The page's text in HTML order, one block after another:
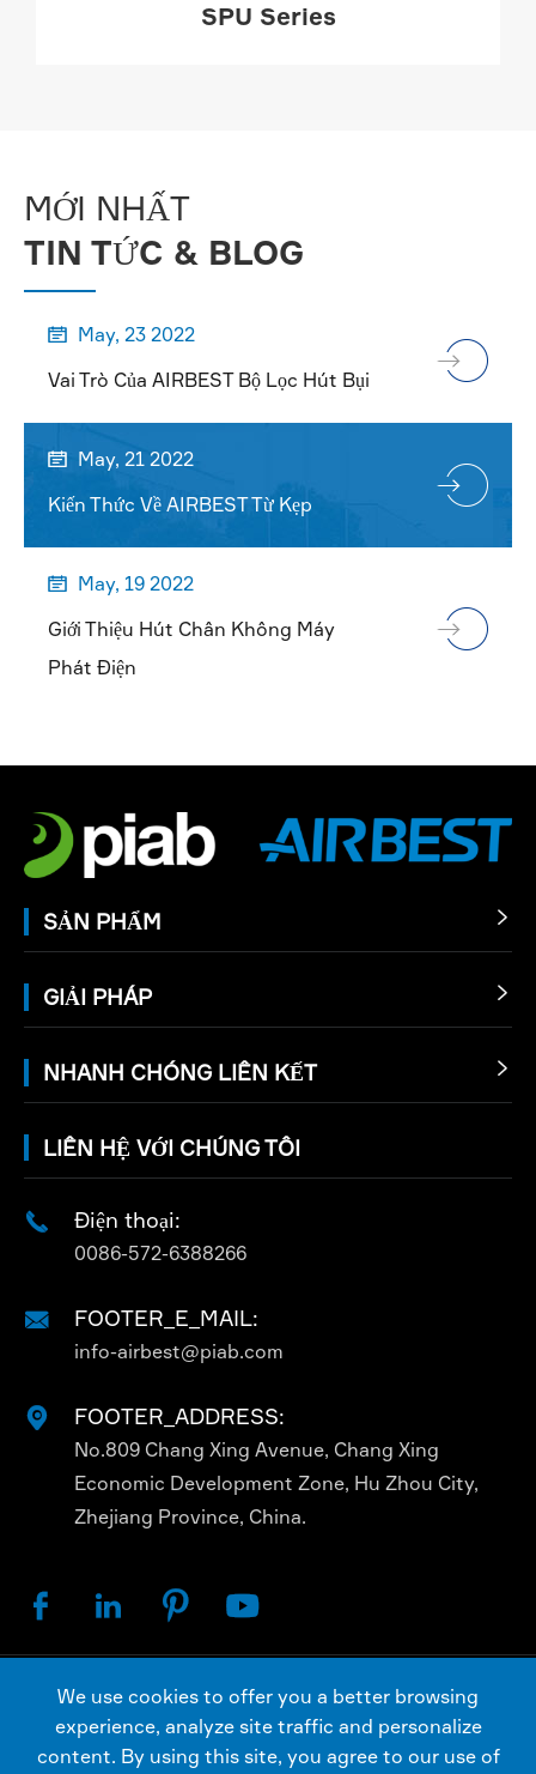
SPU Series
MỚI NHẤT
TIN TỨC & BLOG

May, 23 2022
Vai Trò Của AIRBEST Bộ Lọc Hút Bụi

May, 21 2022
Kiến Thức Về AIRBEST Từ Kẹp

May, 19 2022
Giới Thiệu Hút Chân Không Máy
Phát Điện
SẢN PHẨM 
GIẢI PHÁP 
NHANH CHÓNG LIÊN KẾT 
LIÊN HỆ VỚI CHÚNG TÔI
 Điện thoại:
0086-572-6388266
 FOOTER_E_MAIL:
info-airbest@piab.com
 FOOTER_ADDRESS:
No.809 Chang Xing Avenue, Chang Xing
Economic Development Zone, Hu Zhou City,
Zhejiang Province, China.
   
Bản quyền ©AIRBEST (CHANGXING) TECHNOLOGY
CO., LTD.Tất cả các Quyền Dành Riêng.
Sitemap
Chính Sách riêng tư
We use cookies to offer you a better browsing
experience, analyze site traffic and personalize
content. By using this site, you agree to our use of